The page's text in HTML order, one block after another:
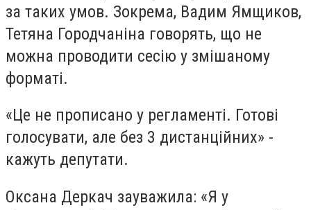
за таких умов. Зокрема, Вадим Ямщиков,
Тетяна Городчаніна говорять, що не
можна проводити сесію у змішаному
форматі.
«Це не прописано у регламенті. Готові
голосувати, але без 3 дистанційних» -
кажуть депутати.
Оксана Деркач зауважила: «Я у